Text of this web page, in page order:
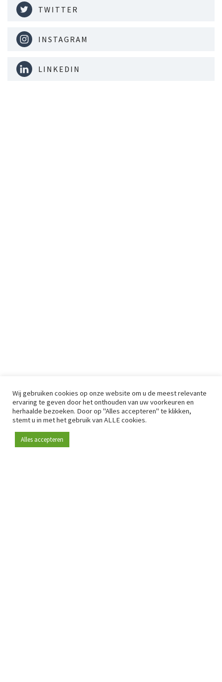
TWITTER
INSTAGRAM
LINKEDIN
Wij gebruiken cookies op onze website om u de meest relevante
ervaring te geven door het onthouden van uw voorkeuren en
herhaalde bezoeken. Door op "Alles accepteren" te klikken,
stemt u in met het gebruik van ALLE cookies.
Alles accepteren